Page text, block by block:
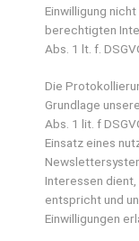
Einwilligung
berechtigten
Abs. 1 lt. f.
Die
Grundlage
Abs. 1 lit. f
Einsatz eines
Interessen dient,
entspricht und
Einwilligungen